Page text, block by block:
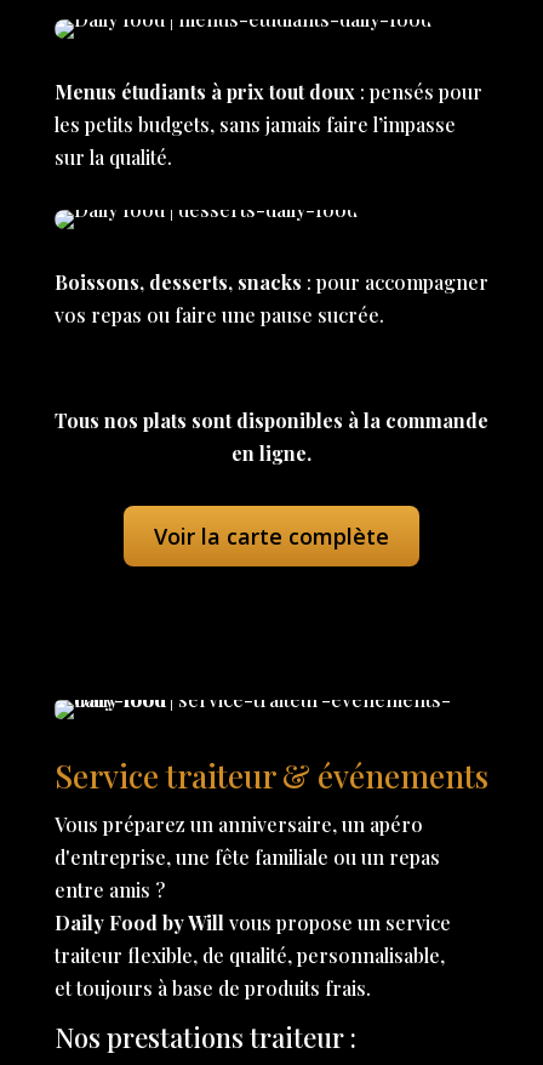
Menus étudiants à prix tout doux: pensés pour
les petits budgets, sans jamais faire l’impasse
sur la qualité.
Boissons, desserts, snacks : pour accompagner
vos repas ou faire une pause sucrée.
Tous nos plats sont disponibles à la commande
en ligne.
Voir la carte complète
Service traiteur & événements
Vous préparez un anniversaire, un apéro
d'entreprise, une fête familiale ou un repas
entre amis ?
Daily Food by Willvous propose un service
traiteur flexible, de qualité, personnalisable,
et toujours à base de produits frais.
Nos prestations traiteur :